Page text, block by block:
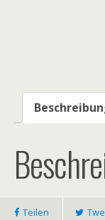
Teilen